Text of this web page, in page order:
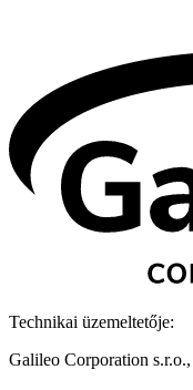
Technikai üzemeltetője:
Galileo Corporation